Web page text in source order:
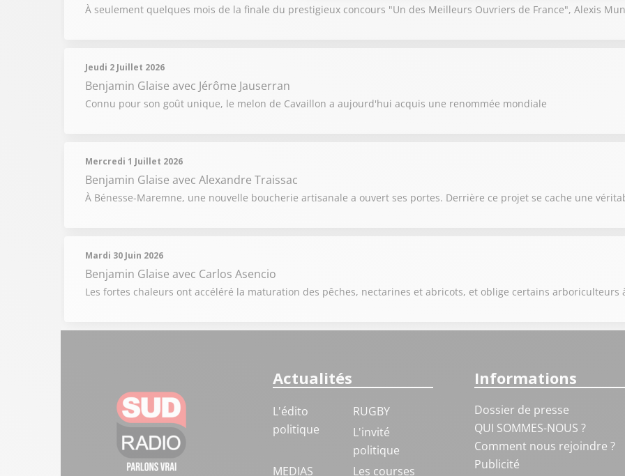
À seulement quelques mois de la finale du prestigieux concours "Un des Meilleurs Ouvriers de France", Alexis
Jeudi 2 Juillet 2026
Benjamin Glaise avec Jérôme Jauserran
Connu pour son goût unique, le melon de Cavaillon a aujourd'hui acquis une renommée mondiale
Mercredi 1 Juillet 2026
Benjamin Glaise avec Alexandre Traissac
À Bénesse-Maremne, une nouvelle boucherie artisanale a ouvert ses portes. Derrière ce projet se cache une
Mardi 30 Juin 2026
Benjamin Glaise avec Carlos Asencio
Les fortes chaleurs ont accéléré la maturation des pêches, nectarines et abricots, et oblige certains arboriculteurs
Actualités
L'édito
politique
RUGBY
L'invité
politique
MEDIAS
Les courses
Informations
Dossier de presse
QUI SOMMES-NOUS ?
Comment nous rejoindre ?
Publicité